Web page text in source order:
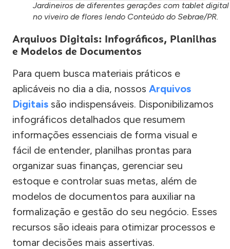
Jardineiros de diferentes gerações com tablet digital
no viveiro de flores lendo Conteúdo do Sebrae/PR.
Arquivos Digitais: Infográficos, Planilhas
e Modelos de Documentos
Para quem busca materiais práticos e
aplicáveis no dia a dia, nossos Arquivos
Digitais são indispensáveis. Disponibilizamos
infográficos detalhados que resumem
informações essenciais de forma visual e
fácil de entender, planilhas prontas para
organizar suas finanças, gerenciar seu
estoque e controlar suas metas, além de
modelos de documentos para auxiliar na
formalização e gestão do seu negócio. Esses
recursos são ideais para otimizar processos e
tomar decisões mais assertivas.